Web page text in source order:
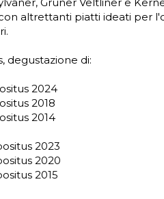
altrettanti piatti ideati per
degustazione di:
2024
2018
2014
2023
2020
2015